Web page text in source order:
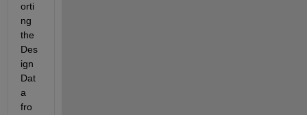
orti
ng
the
Des
ign
Dat
a
fro